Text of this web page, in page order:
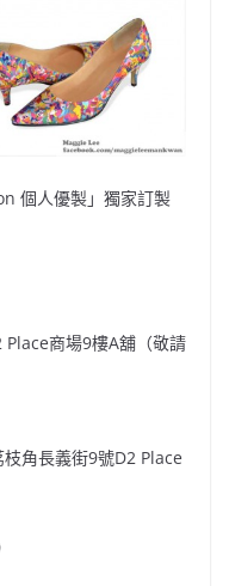
個人優製」獨家訂製
商場9樓A舖（敬請
角長義街9號D2 Place